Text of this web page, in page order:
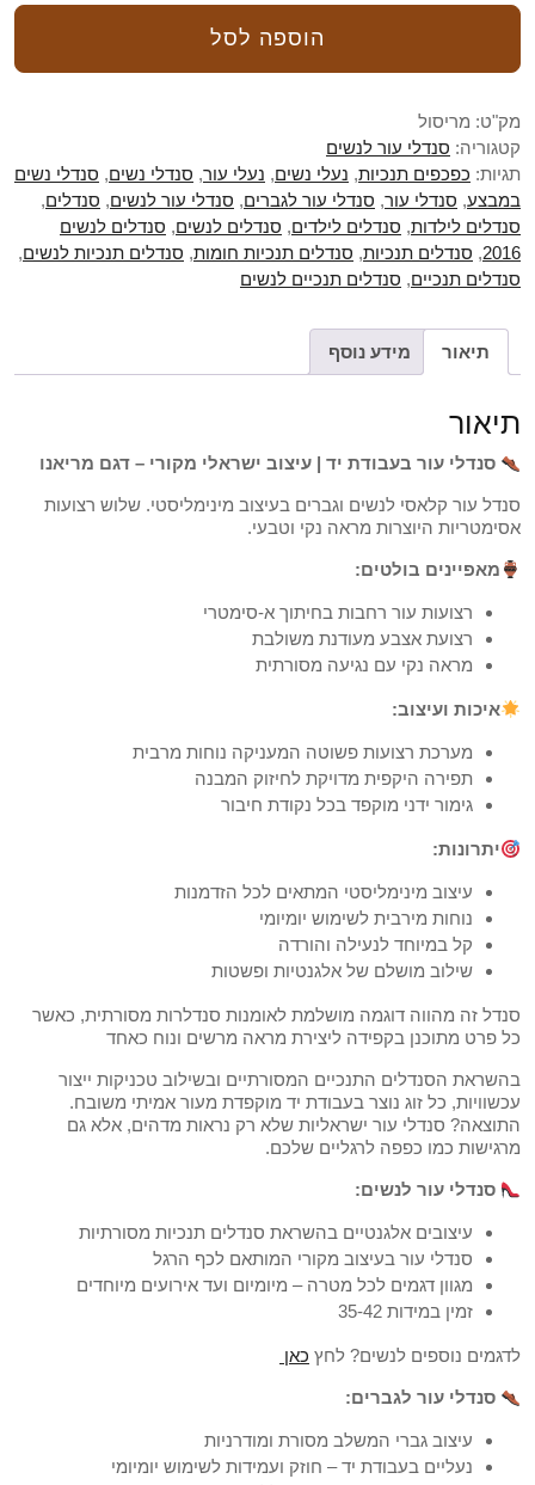
הוספה לסל
מק"ט: מריסול
קטגוריה: סנדלי עור לנשים
תגיות: כפכפים תנכיות, נעלי נשים, נעלי עור, סנדלי נשים, סנדלי נשים
במבצע, סנדלי עור, סנדלי עור לגברים, סנדלי עור לנשים, סנדלים,
סנדלים לילדות, סנדלים לילדים, סנדלים לנשים, סנדלים לנשים
2016
, סנדלים תנכיות, סנדלים תנכיות חומות, סנדלים תנכיות לנשים,
סנדלים תנכיים, סנדלים תנכיים לנשים
תיאור מידע נוסף
תיאור
סנדלי עור בעבודת יד | עיצוב ישראלי מקורי – דגם מריאנו
סנדל עור קלאסי לנשים וגברים בעיצוב מינימליסטי. שלוש רצועות
אסימטריות היוצרות מראה נקי וטבעי.
מאפיינים בולטים:
רצועות עור רחבות בחיתוך א-סימטרי
רצועת אצבע מעודנת משולבת
מראה נקי עם נגיעה מסורתית
איכות ועיצוב:
מערכת רצועות פשוטה המעניקה נוחות מרבית
תפירה היקפית מדויקת לחיזוק המבנה
גימור ידני מוקפד בכל נקודת חיבור
יתרונות:
עיצוב מינימליסטי המתאים לכל הזדמנות
נוחות מירבית לשימוש יומיומי
קל במיוחד לנעילה והורדה
שילוב מושלם של אלגנטיות ופשטות
סנדל זה מהווה דוגמה מושלמת לאומנות סנדלרות מסורתית, כאשר
כל פרט מתוכנן בקפידה ליצירת מראה מרשים ונוח כאחד
בהשראת הסנדלים התנכיים המסורתיים ובשילוב טכניקות ייצור
עכשוויות, כל זוג נוצר בעבודת יד מוקפדת מעור אמיתי משובח.
התוצאה? סנדלי עור ישראליות שלא רק נראות מדהים, אלא גם
מרגישות כמו כפפה לרגליים שלכם.
סנדלי עור לנשים:
עיצובים אלגנטיים בהשראת סנדלים תנכיות מסורתיות
סנדלי עור בעיצוב מקורי המותאם לכף הרגל
מגוון דגמים לכל מטרה – מיומיום ועד אירועים מיוחדים
זמין במידות 35-42
לדגמים נוספים לנשים? לחץ כאן
סנדלי עור לגברים:
עיצוב גברי המשלב מסורת ומודרניות
נעליים בעבודת יד – חוזק ועמידות לשימוש יומיומי